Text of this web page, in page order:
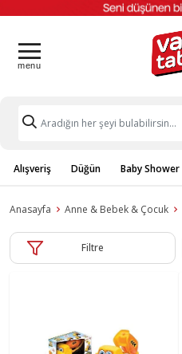
Alışveriş Düğün Baby Shower
Anasayfa Anne & Bebek & Çocuk
Filtre